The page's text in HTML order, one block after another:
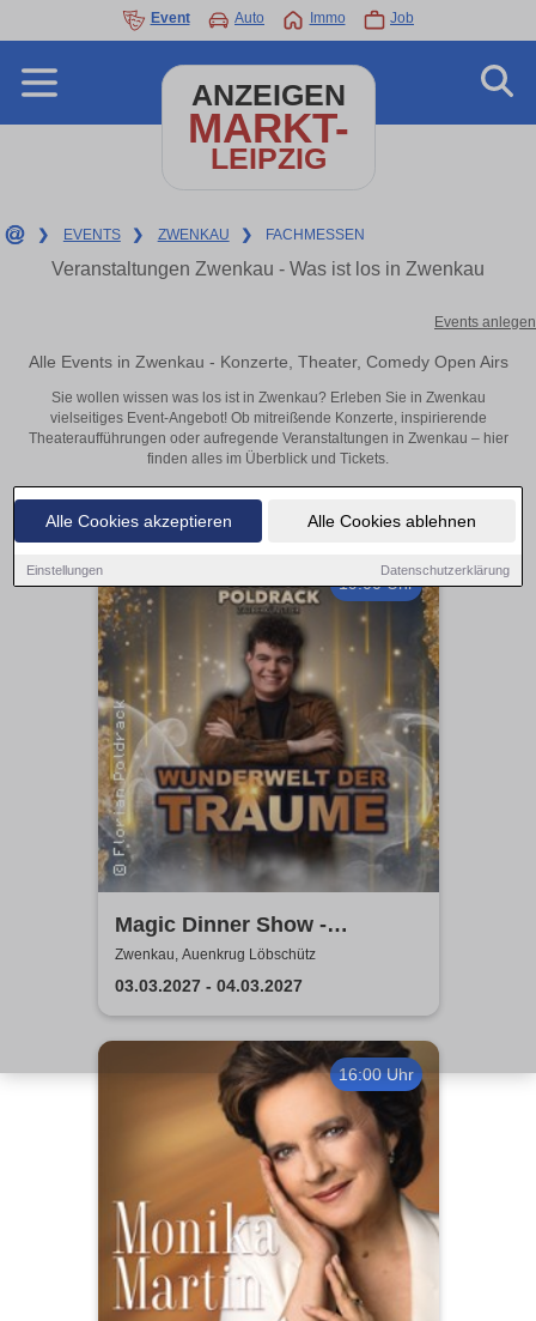
Alle Cookies akzeptieren Alle Cookies ablehnen
Einstellungen Datenschutzerklärung
Event Auto Immo Job
ANZEIGEN
MARKT-
LEIPZIG
❯ EVENTS ❯ ZWENKAU ❯ FACHMESSEN
Veranstaltungen Zwenkau - Was ist los in Zwenkau
Events anlegen
Alle Events in Zwenkau - Konzerte, Theater, Comedy Open Airs
Sie wollen wissen was los ist in Zwenkau? Erleben Sie in Zwenkau
vielseitiges Event-Angebot! Ob mitreißende Konzerte, inspirierende
Theateraufführungen oder aufregende Veranstaltungen in Zwenkau – hier
finden alles im Überblick und Tickets.
19:00 Uhr
Magic Dinner Show -
WUNDERWELT DER TRÄUME
| Florian Poldrack
Zauberkunst
Zwenkau, Auenkrug Löbschütz
03.03.2027 - 04.03.2027
16:00 Uhr